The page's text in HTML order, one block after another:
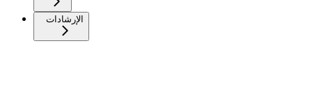
الإرشادات